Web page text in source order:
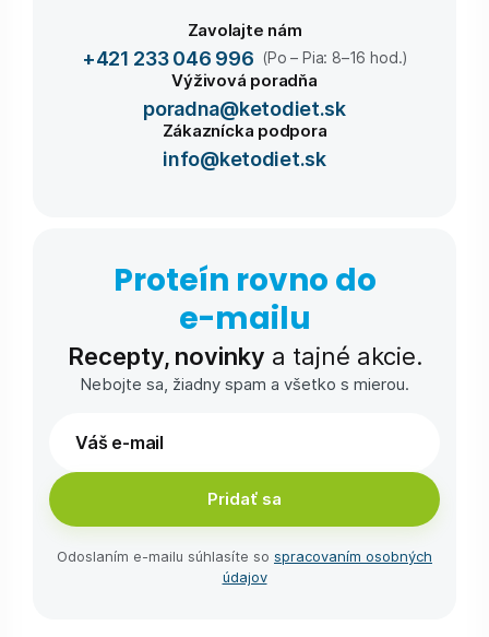
Zavolajte nám
+421 233 046 996 (Po – Pia: 8–16 hod.)
Výživová poradňa
poradna@ketodiet.sk
Zákaznícka podpora
info@ketodiet.sk
Proteín rovno do
e-⁠mailu
Recepty, novinky a tajné akcie.
Nebojte sa, žiadny spam a všetko s mierou.
Pridať sa
Odoslaním e-⁠mailu súhlasíte so spracovaním osobných
údajov